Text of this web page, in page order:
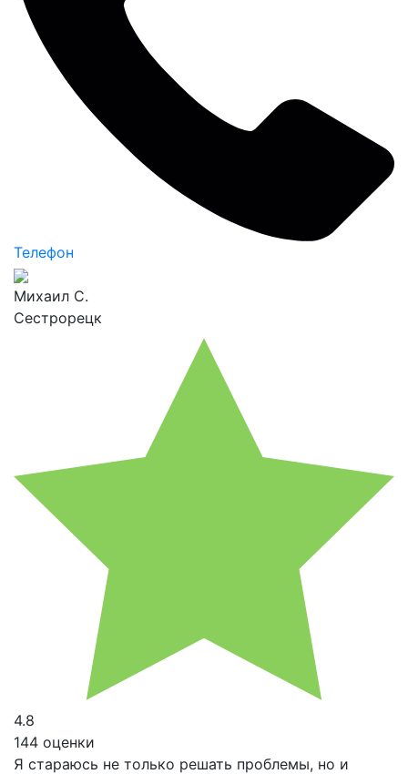
Телефон
Михаил С.
Сестрорецк
4.8
144 оценки
Я стараюсь не только решать проблемы, но и